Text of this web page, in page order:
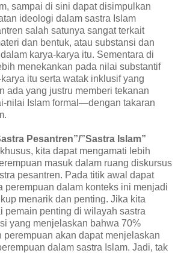
sampai di sini dapat disimpulkan
ideologi dalam sastra Islam
salah satunya sangat terkait
dan bentuk, atau substansi dan
karya-karya itu. Sementara di
menekankan pada nilai substantif
itu serta watak inklusif yang
ada yang justru memberi tekanan
nilai Islam formal—dengan takaran
Pesantren”/”Sastra Islam”
kita dapat mengamati lebih
masuk dalam ruang diskursus
pesantren. Pada titik awal dapat
perempuan dalam konteks ini menjadi
menarik dan penting. Jika kita
pemain penting di wilayah sastra
yang menjelaskan bahwa 70%
perempuan akan dapat menjelaskan
dalam sastra Islam. Jadi, tak